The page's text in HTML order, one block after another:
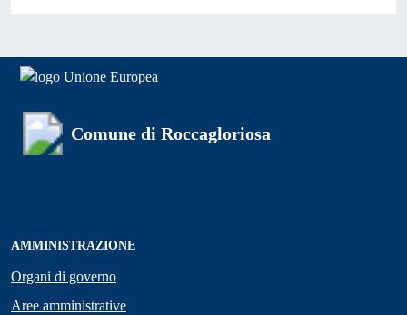
Comune di Roccagloriosa
AMMINISTRAZIONE
Organi di governo
Aree amministrative